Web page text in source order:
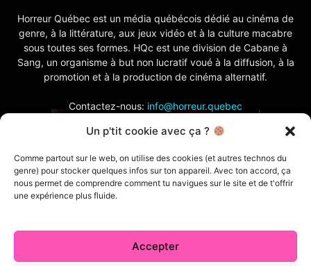
Un p'tit cookie avec ça ?
Comme partout sur le web, on utilise des cookies (et autres technos du
genre) pour stocker quelques infos sur ton appareil. Avec ton accord, ça
nous permet de comprendre comment tu navigues sur le site et de t'offrir
une expérience plus fluide.
Accepter
Horreur Québec est un média québécois dédié au cinéma de
genre, à la littérature, aux jeux vidéo et à la culture macabre
sous toutes ses formes. HQc est une division de Cabane à
Sang, un organisme à but non lucratif voué à la diffusion, à la
promotion et à la production de cinéma alternatif.
Contactez-nous: info@horreur.quebec
SUIVEZ NOUS